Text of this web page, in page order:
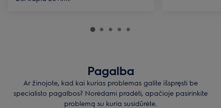
Pagalba
Ar žinojote, kad kai kurias problemas galite išspręsti be
specialisto pagalbos? Norėdami pradėti, apačioje pasirinkite
problemą su kuria susidūrėte.